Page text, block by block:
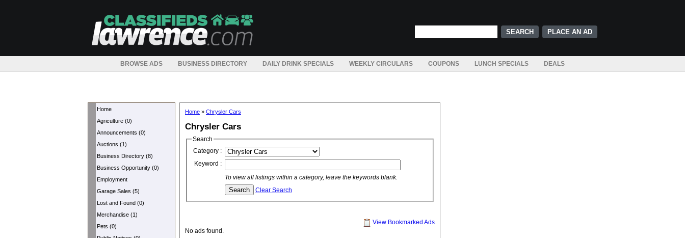
PLACE AN AD
BROWSE ADS BUSINESS DIRECTORY DAILY DRINK SPECIALS WEEKLY CIRCULARS COUPONS LUNCH SPECIALS DEALS
Home
Agriculture (0)
Announcements (0)
Auctions (1)
Business Directory (8)
Business Opportunity (0)
Employment
Garage Sales (5)
Lost and Found (0)
Merchandise (1)
Pets (0)
Home » Chrysler Cars
Chrysler Cars
Search
Category :
Keyword :
To view all listings within a category, leave the keywords blank.
Clear Search
View Bookmarked Ads
No ads found.